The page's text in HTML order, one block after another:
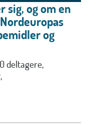
sig, og om en
og
deltagere,